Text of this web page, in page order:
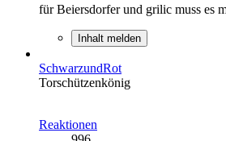
für Beiersdorfer und grilic muss es
Inhalt melden
SchwarzundRot
Torschützenkönig
Reaktionen